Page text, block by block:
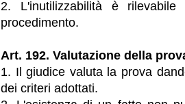
2. L'inutilizzabilità è
procedimento.
Art. 192. Valutazione della
1. Il giudice valuta la prova
dei criteri adottati.